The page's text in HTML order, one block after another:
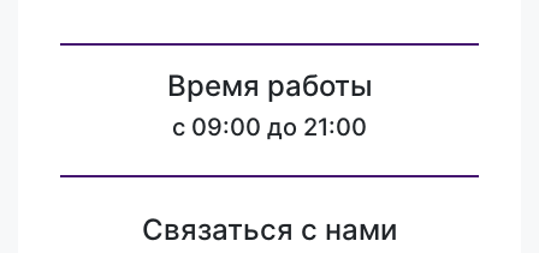
Время работы
c 09:00 до 21:00
Связаться с нами